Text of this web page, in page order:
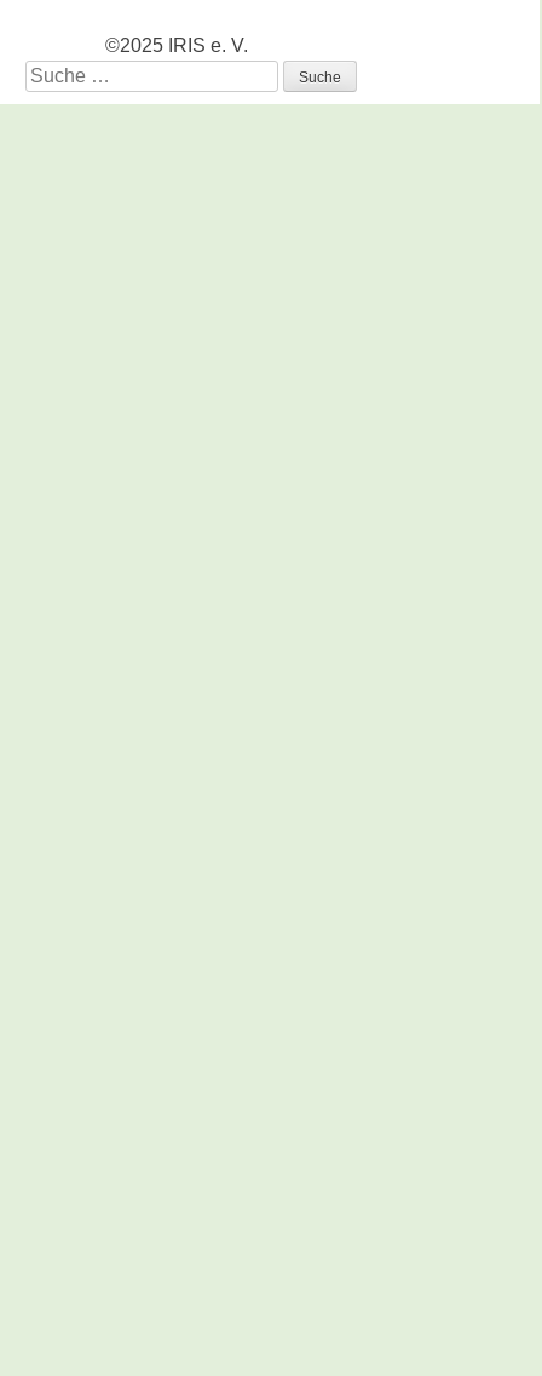
©2025 IRIS e. V.
Suche
nach: